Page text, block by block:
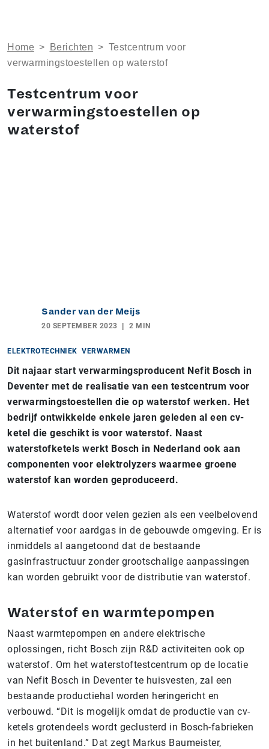
Home > Berichten > Testcentrum voor
verwarmingstoestellen op waterstof
Testcentrum voor
verwarmingstoestellen op
waterstof
Sander van der Meijs
20 SEPTEMBER 2023 2 MIN
ELEKTROTECHNIEK VERWARMEN
Dit najaar start verwarmingsproducent Nefit Bosch in
Deventer met de realisatie van een testcentrum voor
verwarmingstoestellen die op waterstof werken. Het
bedrijf ontwikkelde enkele jaren geleden al een cv-
ketel die geschikt is voor waterstof. Naast
waterstofketels werkt Bosch in Nederland ook aan
componenten voor elektrolyzers waarmee groene
waterstof kan worden geproduceerd.
Waterstof wordt door velen gezien als een veelbelovend
alternatief voor aardgas in de gebouwde omgeving. Er is
inmiddels al aangetoond dat de bestaande
gasinfrastructuur zonder grootschalige aanpassingen
kan worden gebruikt voor de distributie van waterstof.
Waterstof en warmtepompen
Naast warmtepompen en andere elektrische
oplossingen, richt Bosch zijn R&D activiteiten ook op
waterstof. Om het waterstoftestcentrum op de locatie
van Nefit Bosch in Deventer te huisvesten, zal een
bestaande productiehal worden heringericht en
verbouwd. “Dit is mogelijk omdat de productie van cv-
ketels grotendeels wordt geclusterd in Bosch-fabrieken
in het buitenland.” Dat zegt Markus Baumeister,